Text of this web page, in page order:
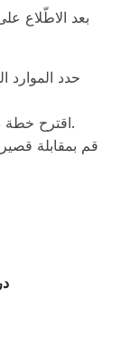
بعد الاطّلاع
حدد الموارد
اقترح خطة بسيطة لحماية شاطئ أو وادٍ من التلوث.
قم بمقابلة